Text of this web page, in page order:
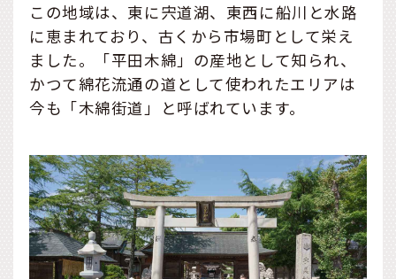
この地域は、東に宍道湖、東西に船川と水路
に恵まれており、古くから市場町として栄え
ました。「平田木綿」の産地として知られ、
かつて綿花流通の道として使われたエリアは
今も「木綿街道」と呼ばれています。